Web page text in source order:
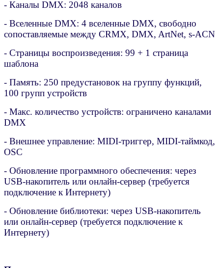
- Каналы DMX: 2048 каналов
- Вселенные DMX: 4 вселенные DMX, свободно
сопоставляемые между CRMX, DMX, ArtNet, s-ACN
- Страницы воспроизведения: 99 + 1 страница
шаблона
- Память: 250 предустановок на группу функций,
100 групп устройств
- Макс. количество устройств: ограничено каналами
DMX
- Внешнее управление: MIDI-триггер, MIDI-таймкод,
OSC
- Обновление программного обеспечения: через
USB-накопитель или онлайн-сервер (требуется
подключение к Интернету)
- Обновление библиотеки: через USB-накопитель
или онлайн-сервер (требуется подключение к
Интернету)